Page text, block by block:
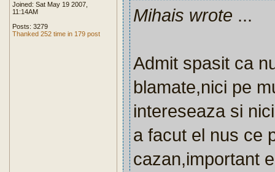
Joined: Sat May 19 2007,
11:14AM
Posts: 3279
Thanked 252 time in 179 post
Mihais wrote ...
Admit spasit ca
blamate,nici pe
intereseaza si
a facut el nus ce
cazan,important